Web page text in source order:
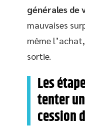
générales de
mauvaises
même
sortie.
Les
tenter
cession